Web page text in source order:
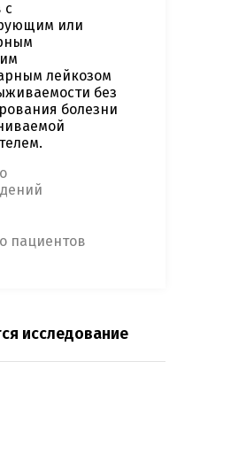
с
или
лейкозом
без
болезни
пациентов
исследование